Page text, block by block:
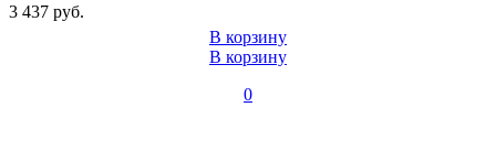
3 437 руб.
В корзину
В корзину
0